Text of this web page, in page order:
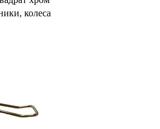
колеса